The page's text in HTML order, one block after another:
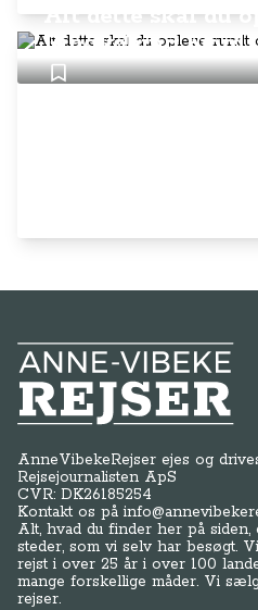
Alt dette skal du
Ringkøbing Fjord
Anne-Vibeke Rejser
AnneVibekeRejser ejes og
Rejsejournalisten ApS
CVR: DK26185254
Kontakt os på
Alt, hvad du finder her på siden,
steder, som vi selv har besøgt.
rejst i over 25 år i over 100
mange forskellige måder. Vi
rejser.